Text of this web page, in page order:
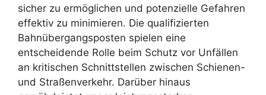
sicher zu ermöglichen und potenzielle Gefahren
effektiv zu minimieren. Die qualifizierten
Bahnübergangsposten spielen eine
entscheidende Rolle beim Schutz vor Unfällen
an kritischen Schnittstellen zwischen Schienen-
und Straßenverkehr. Darüber hinaus